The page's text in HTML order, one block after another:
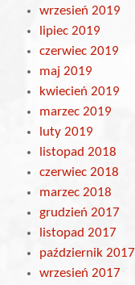
wrzesień 2019
lipiec 2019
czerwiec 2019
maj 2019
kwiecień 2019
marzec 2019
luty 2019
listopad 2018
czerwiec 2018
marzec 2018
grudzień 2017
listopad 2017
październik 2017
wrzesień 2017